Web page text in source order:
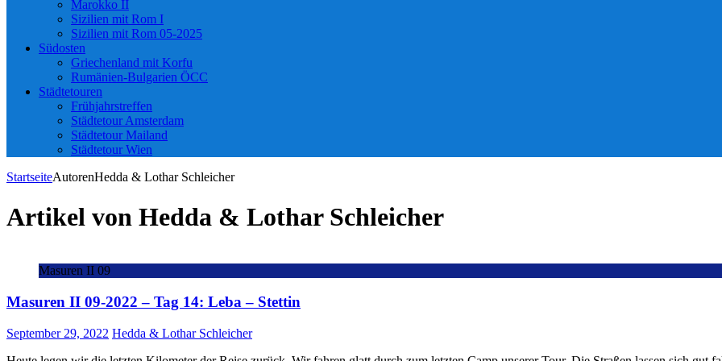
Marokko II
Sizilien mit Rom I
Sizilien mit Rom 05-2025
Südosten
Griechenland mit Korfu
Rumänien-Bulgarien ÖCC
Städtetouren
Frühjahrstreffen
Städtetour Amsterdam
Städtetour Mailand
Städtetour Wien
StartseiteAutorenHedda & Lothar Schleicher
Artikel von Hedda & Lothar Schleicher
Masuren II 09
Masuren II 09-2022 – Tag 14: Leba – Stettin
September 29, 2022 Hedda & Lothar Schleicher